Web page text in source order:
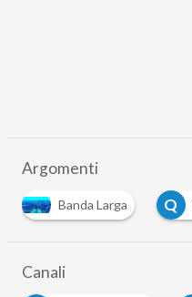
Argomenti
Banda Larga Q
Canali